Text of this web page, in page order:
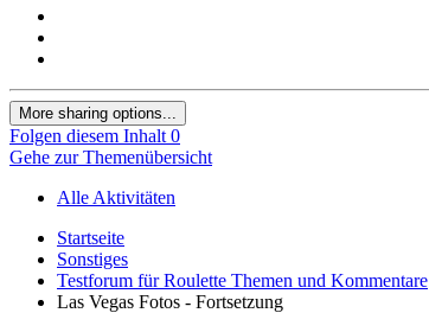
More sharing options...
Folgen diesem Inhalt 0
Gehe zur Themenübersicht
Alle Aktivitäten
Startseite
Sonstiges
Testforum für Roulette Themen und Kommentare
Las Vegas Fotos - Fortsetzung